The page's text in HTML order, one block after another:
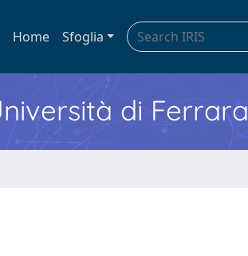
Home Sfoglia
di Ferrara